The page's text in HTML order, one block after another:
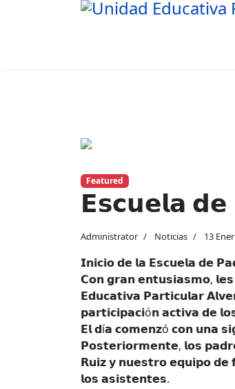
Featured
𝗘𝘀𝗰𝘂𝗲𝗹𝗮
Administrator Noticias 13
𝗜𝗻𝗶𝗰𝗶𝗼 𝗱𝗲 𝗹𝗮 𝗘𝘀𝗰𝘂𝗲𝗹𝗮 𝗱𝗲
𝗖𝗼𝗻 𝗴𝗿𝗮𝗻 𝗲𝗻𝘁𝘂𝘀𝗶𝗮𝘀𝗺𝗼,
𝗘𝗱𝘂𝗰𝗮𝘁𝗶𝘃𝗮 𝗣𝗮𝗿𝘁𝗶𝗰𝘂𝗹𝗮𝗿
𝗽𝗮𝗿𝘁𝗶𝗰𝗶𝗽𝗮𝗰𝗶ó𝗻 𝗮𝗰𝘁𝗶𝘃𝗮 𝗱𝗲
𝗘𝗹 𝗱í𝗮 𝗰𝗼𝗺𝗲𝗻𝘇ó 𝗰𝗼𝗻 𝘂𝗻𝗮
𝗣𝗼𝘀𝘁𝗲𝗿𝗶𝗼𝗿𝗺𝗲𝗻𝘁𝗲, 𝗹𝗼𝘀
𝗥𝘂𝗶𝘇 𝘆 𝗻𝘂𝗲𝘀𝘁𝗿𝗼 𝗲𝗾𝘂𝗶𝗽𝗼 𝗱𝗲
𝗹𝗼𝘀 𝗮𝘀𝗶𝘀𝘁𝗲𝗻𝘁𝗲𝘀.